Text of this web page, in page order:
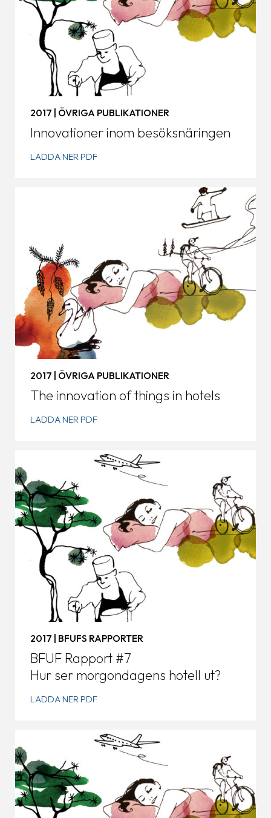
Innovationer inom besöksnäringen
2017 | ÖVRIGA PUBLIKATIONER
LADDA NER PDF
The innovation of things in hotels
2017 | ÖVRIGA PUBLIKATIONER
LADDA NER PDF
BFUF Rapport #7
Hur ser morgondagens hotell ut?
2017 | BFUFS RAPPORTER
LADDA NER PDF